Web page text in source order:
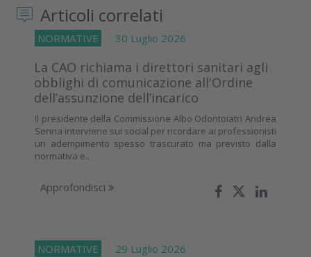
Articoli correlati
NORMATIVE 30 Luglio 2026
La CAO richiama i direttori sanitari agli
obblighi di comunicazione all'Ordine
dell’assunzione dell’incarico
Il presidente della Commissione Albo Odontoiatri Andrea
Senna interviene sui social per ricordare ai professionisti
un adempimento spesso trascurato ma previsto dalla
normativa e...
Approfondisci
NORMATIVE 29 Luglio 2026